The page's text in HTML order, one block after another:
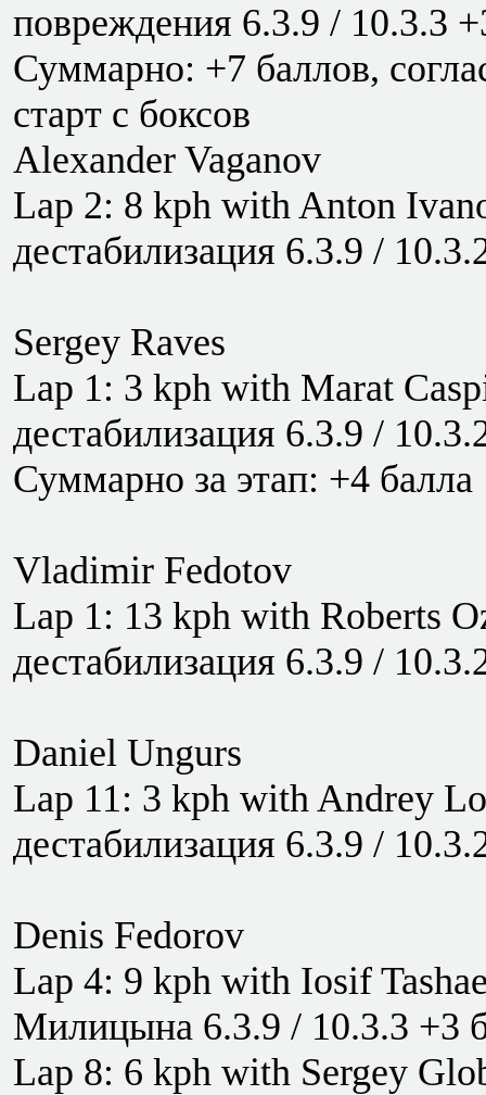
повреждения 6.3.9 / 10.3.3
Суммарно: +7 баллов,
старт с боксов
Alexander Vaganov
Lap 2: 8 kph with Anton
дестабилизация 6.3.9 /
Sergey Raves
Lap 1: 3 kph with Marat
дестабилизация 6.3.9 /
Суммарно за этап: +4 балла
Vladimir Fedotov
Lap 1: 13 kph with Roberts
дестабилизация 6.3.9 /
Daniel Ungurs
Lap 11: 3 kph with Andrey
дестабилизация 6.3.9 /
Denis Fedorov
Lap 4: 9 kph with Iosif
Милицына 6.3.9 / 10.3.3 +3
Lap 8: 6 kph with Sergey